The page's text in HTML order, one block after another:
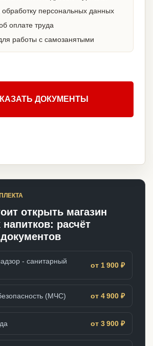
обработку персональных данных
оплате труда
работы с самозанятыми
ДОКУМЕНТЫ
открыть магазин
расчёт
- санитарный
от 1 900 ₽
(МЧС) от 4 900 ₽
от 3 900 ₽